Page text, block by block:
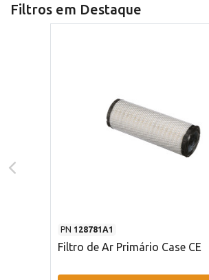
Filtros em Destaque
PN 128781A1
Filtro de Ar Primário Case CE